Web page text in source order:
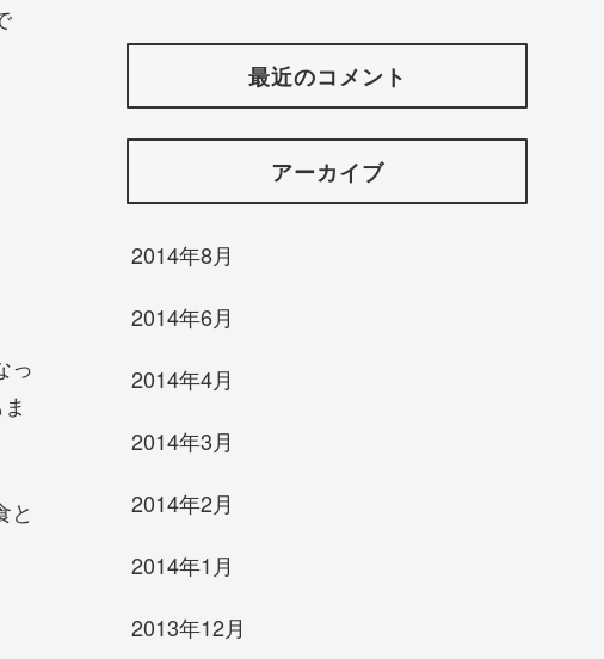
っ
と
最近のコメント
アーカイブ
2014年8月
2014年6月
2014年4月
2014年3月
2014年2月
2014年1月
2013年12月